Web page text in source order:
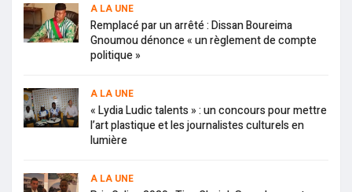
A LA UNE
Remplacé par un arrêté : Dissan Boureima
Gnoumou dénonce « un règlement de compte
politique »
A LA UNE
« Lydia Ludic talents » : un concours pour mettre
l’art plastique et les journalistes culturels en
lumière
A LA UNE